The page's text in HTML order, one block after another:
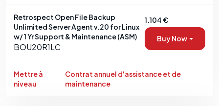
Retrospect Open File Backup
Unlimited Server Agent v.20 for Linux
w/ 1 Yr Support & Maintenance (ASM)
BOU20R1LC
1.104 €
Buy Now
Mettre à
niveau
Contrat annuel d'assistance et de
maintenance